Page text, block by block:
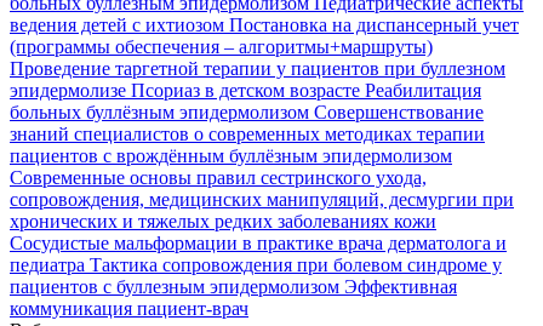
ведения детей с ихтиозом Постановка на диспансерный учет
(программы обеспечения – алгоритмы+маршруты)
Проведение таргетной терапии у пациентов при буллезном
эпидермолизе Псориаз в детском возрасте Реабилитация
больных буллёзным эпидермолизом Совершенствование
знаний специалистов о современных методиках терапии
пациентов с врождённым буллёзным эпидермолизом
Современные основы правил сестринского ухода,
сопровождения, медицинских манипуляций, десмургии при
хронических и тяжелых редких заболеваниях кожи
Сосудистые мальформации в практике врача дерматолога и
педиатра Тактика сопровождения при болевом синдроме у
пациентов с буллезным эпидермолизом Эффективная
коммуникация пациент-врач